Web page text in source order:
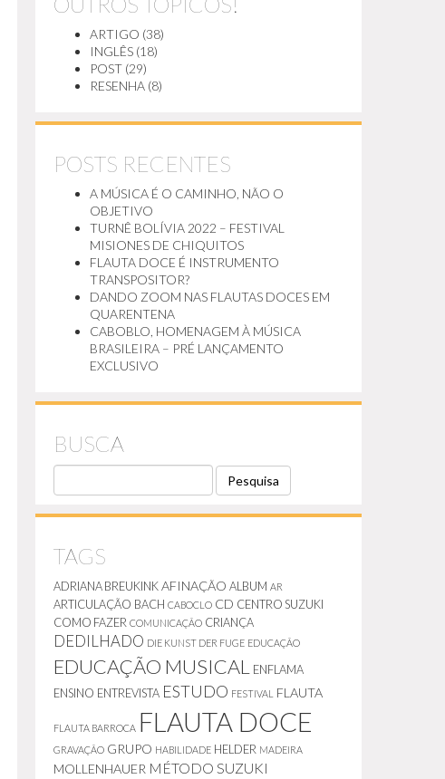
ARTIGO (38)
INGLÊS (18)
POST (29)
RESENHA (8)
POSTS RECENTES
A MÚSICA É O CAMINHO, NÃO O
OBJETIVO
TURNÊ BOLÍVIA 2022 – FESTIVAL
MISIONES DE CHIQUITOS
FLAUTA DOCE É INSTRUMENTO
TRANSPOSITOR?
DANDO ZOOM NAS FLAUTAS DOCES EM
QUARENTENA
CABOBLO, HOMENAGEM À MÚSICA
BRASILEIRA – PRÉ LANÇAMENTO
EXCLUSIVO
BUSCA
P
E
A
TAGS
ADRIANA BREUKINKAFINAÇÃO ALBUM AR
ARTICULAÇÃO BACH CABOCLO CD CENTRO SUZUKI
COMO FAZER COMUNICAÇÃO CRIANÇA
DEDILHADO DIE KUNST DER FUGE EDUCAÇÃO
EDUCAÇÃO MUSICAL
ENFLAMA
ENSINO ENTREVISTA ESTUDO FESTIVAL FLAUTA
FLAUTA BARROCA FLAUTA DOCE
GRAVAÇÃO GRUPO HABILIDADE HELDER MADEIRA
MOLLENHAUER MÉTODO SUZUKI